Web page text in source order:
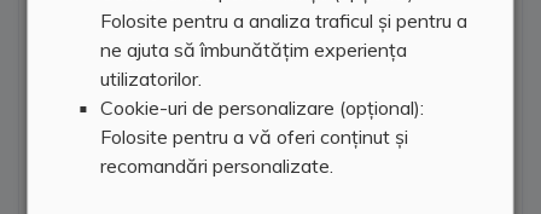
Folosite pentru a analiza traficul și pentru a
ne ajuta să îmbunătățim experiența
utilizatorilor.
Cookie-uri de personalizare (opțional):
Folosite pentru a vă oferi conținut și
recomandări personalizate.